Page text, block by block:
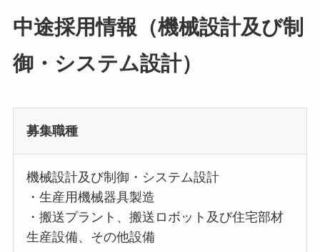
中途採用情報（機械設計及び制
御・システム設計）
募集職種
機械設計及び制御・システム設計
・生産用機械器具製造
・搬送プラント、搬送ロボット及び住宅部材
生産設備、その他設備